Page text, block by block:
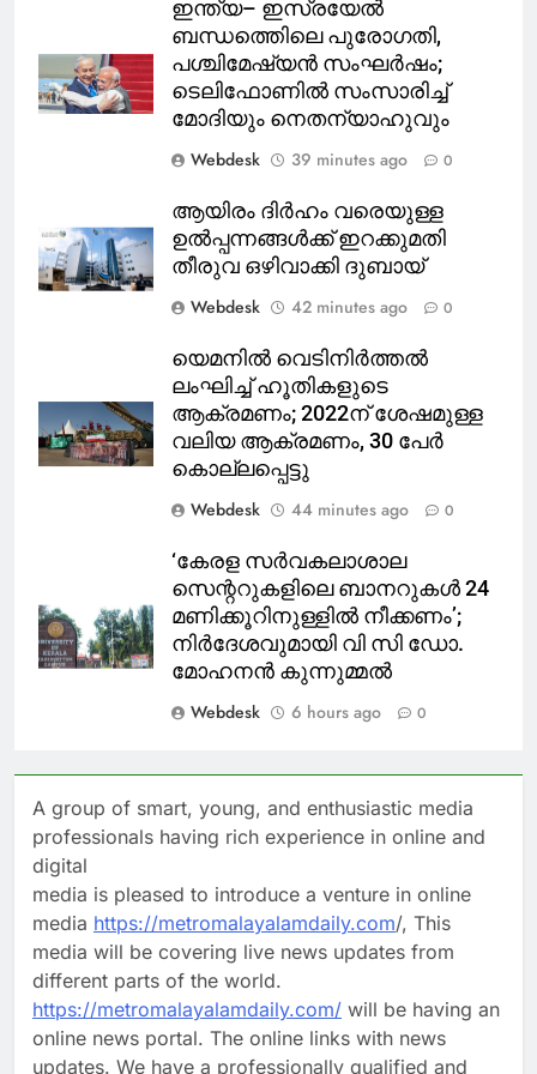
ഇന്ത്യ– ഇസ്രയേൽ
ബന്ധത്തിെലെ പുരോഗതി,
പശ്ചിമേഷ്യൻ സംഘർഷം;
ടെലിഫോണിൽ സംസാരിച്ച്
മോദിയും നെതന്യാഹുവും
Webdesk
39 minutes ago 0
ആയിരം ദിര്‍ഹം വരെയുള്ള
ഉല്‍പ്പന്നങ്ങള്‍ക്ക് ഇറക്കുമതി
തീരുവ ഒഴിവാക്കി ദുബായ്
Webdesk
42 minutes ago 0
യെമനിൽ വെടിനിർത്തൽ
ലംഘിച്ച് ഹൂതികളുടെ
ആക്രമണം; 2022ന് ശേഷമുള്ള
വലിയ ആക്രമണം, 30 പേർ
കൊല്ലപ്പെട്ടു
Webdesk
44 minutes ago 0
‘കേരള സര്‍വകലാശാല
സെന്ററുകളിലെ ബാനറുകള്‍ 24
മണിക്കൂറിനുള്ളില്‍ നീക്കണം’;
നിര്‍ദേശവുമായി വി സി ഡോ.
മോഹനന്‍ കുന്നുമ്മല്‍
Webdesk
6 hours ago 0
A group of smart, young, and enthusiastic media
professionals having rich experience in online and
digital
media is pleased to introduce a venture in online
media https://metromalayalamdaily.com/, This
media will be covering live news updates from
different parts of the world.
https://metromalayalamdaily.com/ will be having an
online news portal. The online links with news
updates. We have a professionally qualified and